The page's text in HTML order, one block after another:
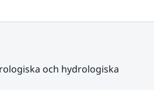
och hydrologiska